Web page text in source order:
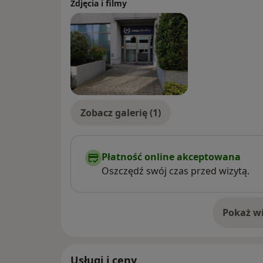
Zdjęcia i filmy
Zobacz galerię (1)
Płatność online akceptowana
Oszczędź swój czas przed wizytą.
Pokażo
Usługi i ceny